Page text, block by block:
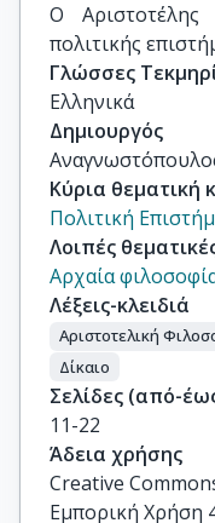
Ο
πολιτικής
Γλώσσες
Ελληνικά
Δημιουργός
Κύρια θεματική
Πολιτική
Λοιπές
Αρχαία
Λέξεις-κλειδιά
Αριστοτελική
Δίκαιο
Σελίδες (από-
11-22
Άδεια χρήσης
Creative
Εμπορική Χρήση